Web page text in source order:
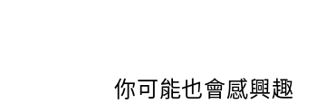
你可能也會感興趣